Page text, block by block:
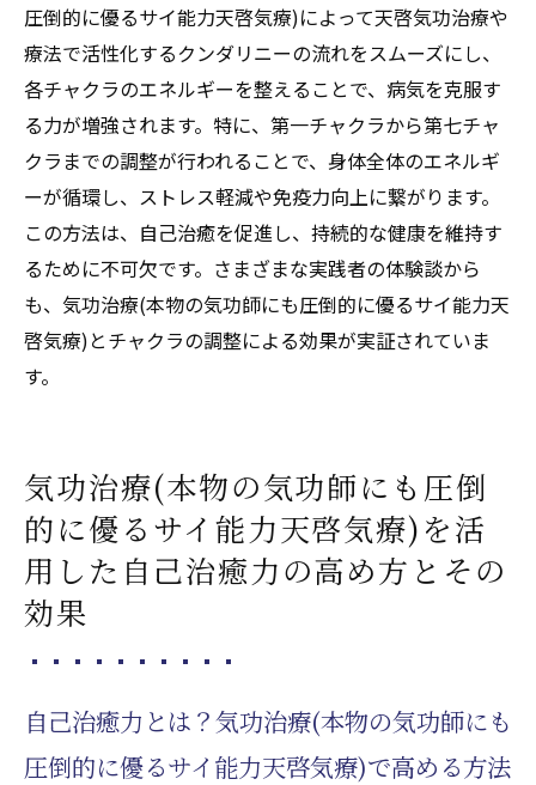
圧倒的に優るサイ能力天啓気療)によって天啓気功治療や
療法で活性化するクンダリニーの流れをスムーズにし、
各チャクラのエネルギーを整えることで、病気を克服す
る力が増強されます。特に、第一チャクラから第七チャ
クラまでの調整が行われることで、身体全体のエネルギ
ーが循環し、ストレス軽減や免疫力向上に繋がります。
この方法は、自己治癒を促進し、持続的な健康を維持す
るために不可欠です。さまざまな実践者の体験談から
も、気功治療(本物の気功師にも圧倒的に優るサイ能力天
啓気療)とチャクラの調整による効果が実証されていま
す。
気功治療(本物の気功師にも圧倒
的に優るサイ能力天啓気療)を活
用した自己治癒力の高め方とその
効果
自己治癒力とは？気功治療(本物の気功師にも
圧倒的に優るサイ能力天啓気療)で高める方法